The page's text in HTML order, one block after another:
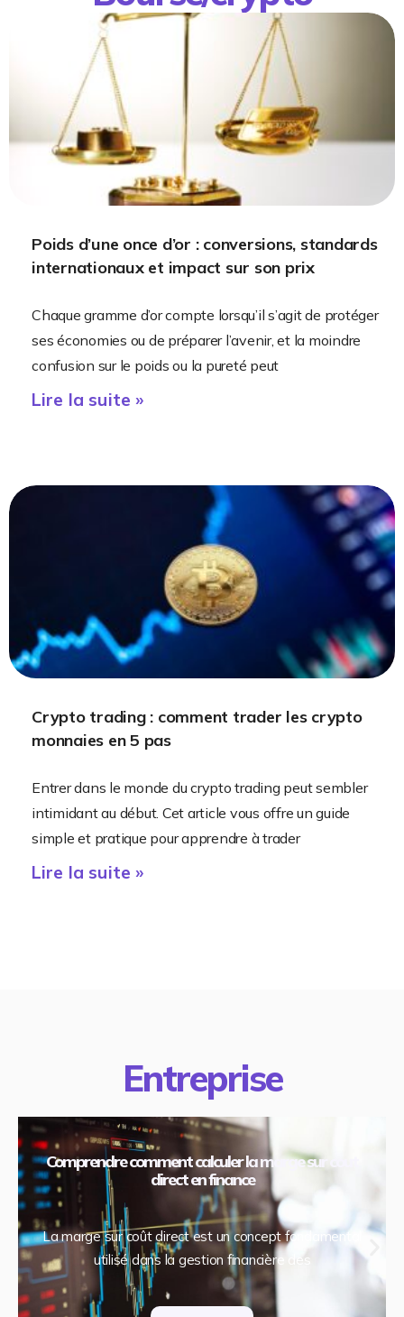
Poids d’une once d’or : conversions, standards
internationaux et impact sur son prix
Chaque gramme d’or compte lorsqu’il s’agit de protéger
ses économies ou de préparer l’avenir, et la moindre
confusion sur le poids ou la pureté peut
Lire la suite »
Crypto trading : comment trader les crypto
monnaies en 5 pas
Entrer dans le monde du crypto trading peut sembler
intimidant au début. Cet article vous offre un guide
simple et pratique pour apprendre à trader
Lire la suite »
Entreprise
Comprendre comment calculer la marge sur cout
direct en finance
La marge sur coût direct est un concept fondamental
utilisé dans la gestion financière des